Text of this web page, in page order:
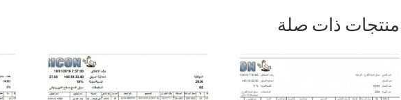
منتجات ذات صلة